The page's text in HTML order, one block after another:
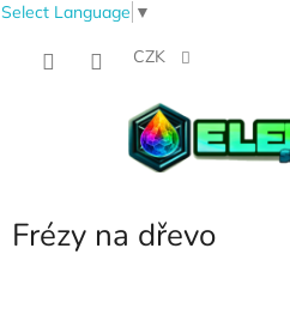
Select Language ▼
CZK
Frézy na dřevo